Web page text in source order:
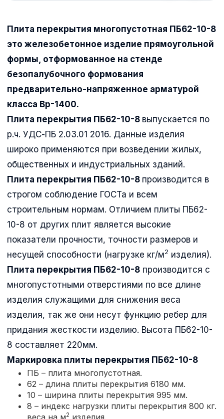
Плита перекрытия многопустотная ПБ62-10-8
это железобетонное изделие прямоугольной
формы, отформованное на стенде
безопалубочного формования
предварительно-напряженное арматурой
класса Вр-1400.
Плита перекрытия ПБ62-10-8 выпускается по
р.ч. УДС-ПБ 2.03.01 2016. Данные изделия
широко применяются при возведении жилых,
общественных и индустриальных зданий.
Плита перекрытия ПБ62-10-8 производится в
строгом соблюдение ГОСТа и всем
строительным нормам. Отличием плиты ПБ62-
10-8 от других плит является высокие
показатели прочности, точности размеров и
несущей способности (нагрузке кг/м2 изделия).
Плита перекрытия ПБ62-10-8 производится с
многопустотными отверстиями по все длине
изделия служащими для снижения веса
изделия, так же они несут функцию ребер для
придания жесткости изделию. Высота ПБ62-10-
8 составляет 220мм.
Маркировка плиты перекрытия ПБ62-10-8
ПБ – плита многопустотная.
62 – длина плиты перекрытия 6180 мм.
10 – ширина плиты перекрытия 995 мм.
8 – индекс нагрузки плиты перекрытия 800 кг.
веса на м2 изделия.